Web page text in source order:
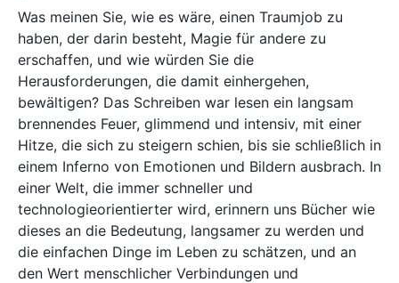
Was meinen Sie, wie es wäre, einen Traumjob zu
haben, der darin besteht, Magie für andere zu
erschaffen, und wie würden Sie die
Herausforderungen, die damit einhergehen,
bewältigen? Das Schreiben war lesen ein langsam
brennendes Feuer, glimmend und intensiv, mit einer
Hitze, die sich zu steigern schien, bis sie schließlich in
einem Inferno von Emotionen und Bildern ausbrach. In
einer Welt, die immer schneller und
technologieorientierter wird, erinnern uns Bücher wie
dieses an die Bedeutung, langsamer zu werden und
die einfachen Dinge im Leben zu schätzen, und an
den Wert menschlicher Verbindungen und